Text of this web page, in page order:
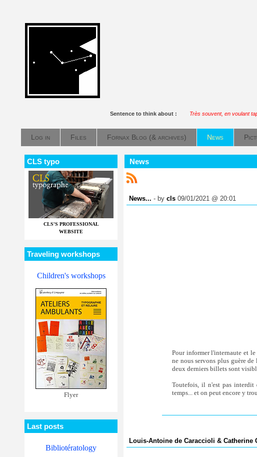
Sentence to think about : Très souvent, en voulant
Log in Files Fornax Blog (& archives) News
CLS typo
CLS'S PROFESSIONAL
WEBSITE
Traveling workshops
Children's workshops
Flyer
Last posts
Bibliotératology
News
News... - by cls 09/01/2021 @ 20:01
Pour informer l'internaute et le
ne nous servons plus guère
deux derniers billets sont
Toutefois, il n'est pas interdit
temps... et on peut encore y
Louis-Antoine de Caraccioli & Catherine